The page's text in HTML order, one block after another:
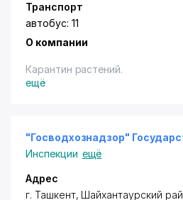
Транспорт
автобус: 11
О компании
Карантин растений.
ещё
"Госводхознадзор"
Инспекции ещё
Адрес
г. Ташкент, Шайхантаурский